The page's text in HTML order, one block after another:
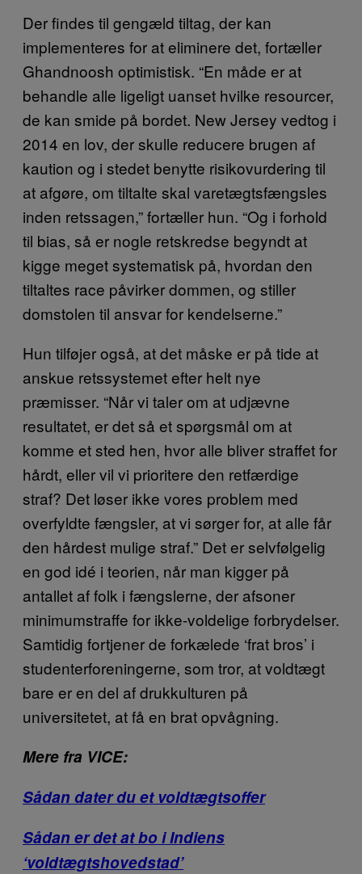
Der findes til gengæld tiltag, der kan
implementeres for at eliminere det, fortæller
Ghandnoosh optimistisk. “En måde er at
behandle alle ligeligt uanset hvilke resourcer,
de kan smide på bordet. New Jersey vedtog i
2014 en lov, der skulle reducere brugen af
kaution og i stedet benytte risikovurdering til
at afgøre, om tiltalte skal varetægtsfængsles
inden retssagen,” fortæller hun. “Og i forhold
til bias, så er nogle retskredse begyndt at
kigge meget systematisk på, hvordan den
tiltaltes race påvirker dommen, og stiller
domstolen til ansvar for kendelserne.”
Hun tilføjer også, at det måske er på tide at
anskue retssystemet efter helt nye
præmisser. “Når vi taler om at udjævne
resultatet, er det så et spørgsmål om at
komme et sted hen, hvor alle bliver straffet for
hårdt, eller vil vi prioritere den retfærdige
straf? Det løser ikke vores problem med
overfyldte fængsler, at vi sørger for, at alle får
den hårdest mulige straf.” Det er selvfølgelig
en god idé i teorien, når man kigger på
antallet af folk i fængslerne, der afsoner
minimumstraffe for ikke-voldelige forbrydelser.
Samtidig fortjener de forkælede ‘frat bros’ i
studenterforeningerne, som tror, at voldtægt
bare er en del af drukkulturen på
universitetet, at få en brat opvågning.
Mere fra VICE:
Sådan dater du et voldtægtsoffer
Sådan er det at bo i Indiens
‘voldtægtshovedstad’